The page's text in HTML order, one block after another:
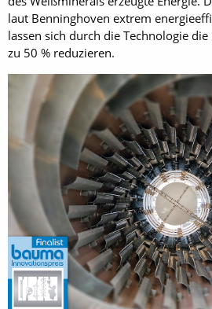
laut Benninghoven extrem
lassen sich durch die Technologie
zu 50 % reduzieren.